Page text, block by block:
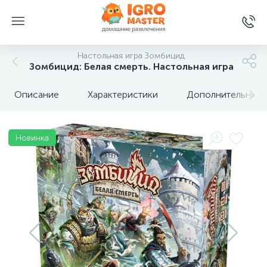
Настольная игра Зомбицид
Зомбицид: Белая смерть. Настольная игра
Описание Характеристики Дополнительные
Новинка